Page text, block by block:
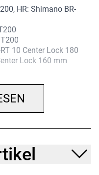
HR: Shimano BR-
10 Center Lock 180
Lock 160 mm
RT 10 Center Lock
32 Loch